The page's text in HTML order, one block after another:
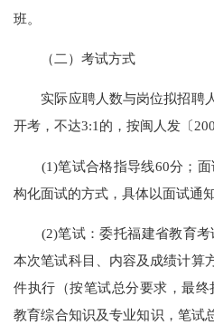
班。
（二）考试方式
实际应聘人数与岗位拟招聘
开考，不达3:1的，按闽人发〔
(1)笔试合格指导线60分；面
构化面试的方式，具体以面试通知
(2)笔试：委托福建省教育考
本次笔试科目、内容及成绩计算
件执行（按笔试总分要求，最
教育综合知识及专业知识，笔试